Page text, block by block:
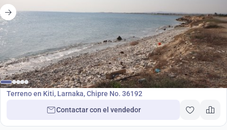
€1 250 000
Terreno
Terreno en Kiti, Larnaka, Chipre No. 36192
Contactar con el vendedor